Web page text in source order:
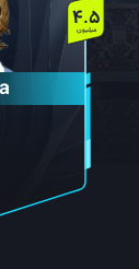
4.5
میلیون